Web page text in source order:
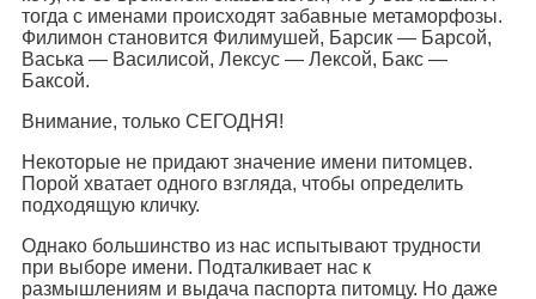
тогда с именами происходят забавные метаморфозы.
Филимон становится Филимушей, Барсик — Барсой,
Васька — Василисой, Лексус — Лексой, Бакс —
Баксой.
Внимание, только СЕГОДНЯ!
Некоторые не придают значение имени питомцев.
Порой хватает одного взгляда, чтобы определить
подходящую кличку.
Однако большинство из нас испытывают трудности
при выборе имени. Подталкивает нас к
размышлениям и выдача паспорта питомцу. Но даже